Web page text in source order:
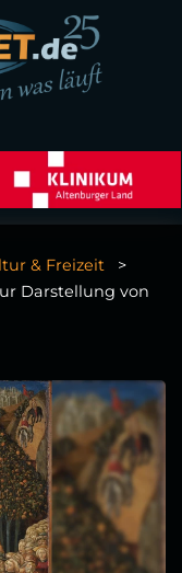
& Freizeit
Darstellung von